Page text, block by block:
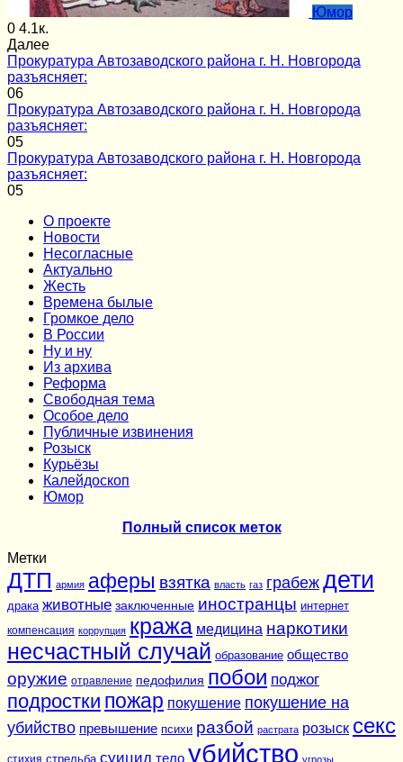
Юмор
0 4.1к.
Далее
Прокуратура Автозаводского района г. Н. Новгорода
разъясняет:
06
Прокуратура Автозаводского района г. Н. Новгорода
разъясняет:
05
Прокуратура Автозаводского района г. Н. Новгорода
разъясняет:
05
О проекте
Новости
Несогласные
Актуально
Жесть
Времена былые
Громкое дело
В России
Ну и ну
Из архива
Реформа
Cвободная тема
Особое дело
Публичные извинения
Розыск
Курьёзы
Калейдоскоп
Юмор
Полный список меток
Метки
ДТП армия аферы взятка власть газ грабеж дети
драка животные заключенные иностранцы интернет
компенсация коррупция кража медицина наркотики
несчастный случай образование общество
оружие отравление педофилия побои поджог
подростки пожар покушение покушение на
убийство превышение психи разбой растрата розыск секс
стихия стрельба суицид тело убийство угрозы